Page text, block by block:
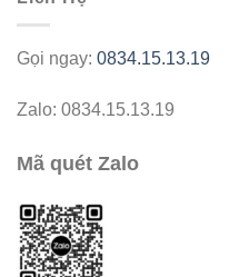
Gọi ngay: 0834.15.13.19
Zalo: 0834.15.13.19
Mã quét Zalo